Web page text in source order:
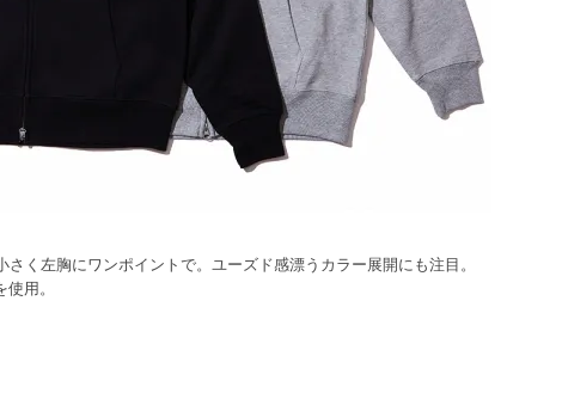
く左胸にワンポイントで。ユーズド感漂うカラー展開にも注目。
用。